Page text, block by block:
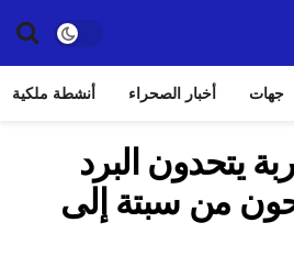
جهات أخبار الصحراء أنشطة ملكية
يتحدون البرد
من سبتة إلى